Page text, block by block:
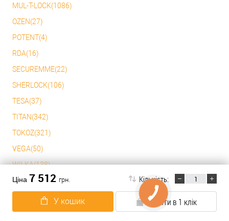
Ціна 7 512 грн. Кількість:
У кошик Купити в 1 клік
MUL-T-LOCK(1086)
OZEN(27)
POTENT(4)
RDA(16)
SECUREMME(22)
SHERLOCK(106)
TESA(37)
TITAN(342)
TOKOZ(321)
VEGA(50)
WILKA(138)
YALE(2)
АТЛАНТ(1)